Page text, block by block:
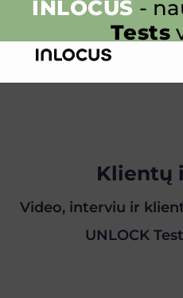
INLOCUS -
Tests
Klientų
Video, interviu ir
UNLOCK